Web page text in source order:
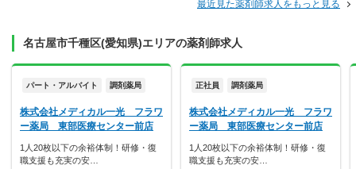
最近見た薬剤師求人をもっと見る
名古屋市千種区(愛知県)エリアの薬剤師求人
パート・アルバイト 調剤薬局
株式会社メディカル一光 フラワ
ー薬局 東部医療センター前店
1人20枚以下の余裕体制！研修・復
職支援も充実の安…
正社員 調剤薬局
株式会社メディカル一光 フラワ
ー薬局 東部医療センター前店
1人20枚以下の余裕体制！研修・復
職支援も充実の安…